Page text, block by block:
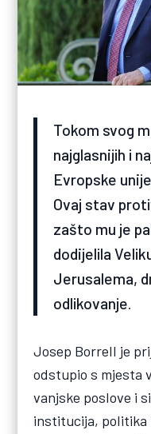
Tokom svog
najglasnijih i
Evropske
Ovaj stav
zašto mu je
dodijelila
Jerusalema,
odlikovanje.
Josep Borrell je
odstupio s mjesta
vanjske poslove i
institucija, politika